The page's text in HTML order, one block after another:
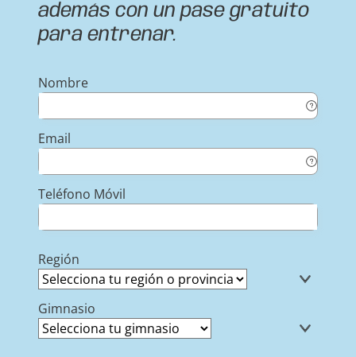
además con un pase gratuito
para entrenar.
Nombre
Email
Teléfono Móvil
Región
Gimnasio